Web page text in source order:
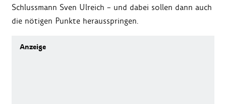
Schlussmann Sven Ulreich – und dabei sollen dann auch
die nötigen Punkte herausspringen.